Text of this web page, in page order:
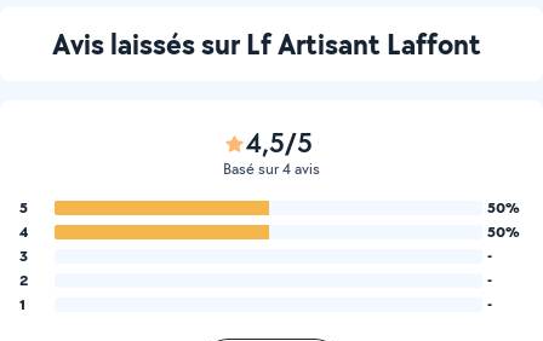
Avis laissés sur Lf Artisant Laffont
4,5/5
Basé sur 4 avis
5
50%
4
50%
3
-
2
-
1
-